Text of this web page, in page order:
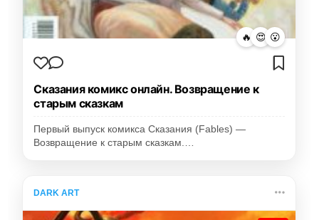
🔥 😍 😮
Сказания комикс онлайн. Возвращение к
старым сказкам
Первый выпуск комикса Сказания (Fables) —
Возвращение к старым сказкам.…
DARK ART